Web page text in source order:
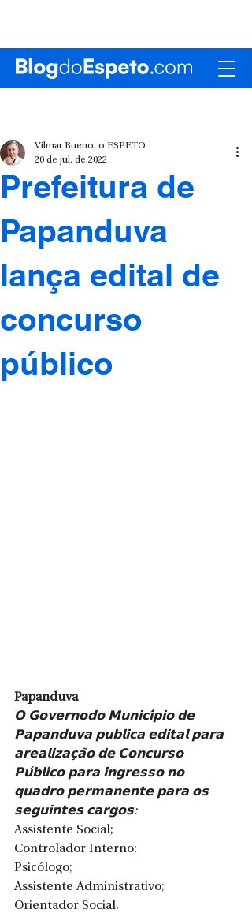
Prefeitura de
Papanduva
lança edital de
concurso
público
Vilmar Bueno, o ESPETO
20 de jul. de 2022
Papanduva
𝗢 𝗚𝗼𝘃𝗲𝗿𝗻𝗼𝗱𝗼 𝗠𝘂𝗻𝗶𝗰𝗶́𝗽𝗶𝗼 𝗱𝗲
𝗣𝗮𝗽𝗮𝗻𝗱𝘂𝘃𝗮 𝗽𝘂𝗯𝗹𝗶𝗰𝗮 𝗲𝗱𝗶𝘁𝗮𝗹 𝗽𝗮𝗿𝗮
𝗮𝗿𝗲𝗮𝗹𝗶𝘇𝗮𝗰̧𝗮̃𝗼 𝗱𝗲 𝗖𝗼𝗻𝗰𝘂𝗿𝘀𝗼
𝗣𝘂́𝗯𝗹𝗶𝗰𝗼 𝗽𝗮𝗿𝗮 𝗶𝗻𝗴𝗿𝗲𝘀𝘀𝗼 𝗻𝗼
𝗾𝘂𝗮𝗱𝗿𝗼 𝗽𝗲𝗿𝗺𝗮𝗻𝗲𝗻𝘁𝗲 𝗽𝗮𝗿𝗮 𝗼𝘀
𝘀𝗲𝗴𝘂𝗶𝗻𝘁𝗲𝘀 𝗰𝗮𝗿𝗴𝗼𝘀:
Assistente Social;
Controlador Interno;
Psicólogo;
Assistente Administrativo;
Orientador Social.